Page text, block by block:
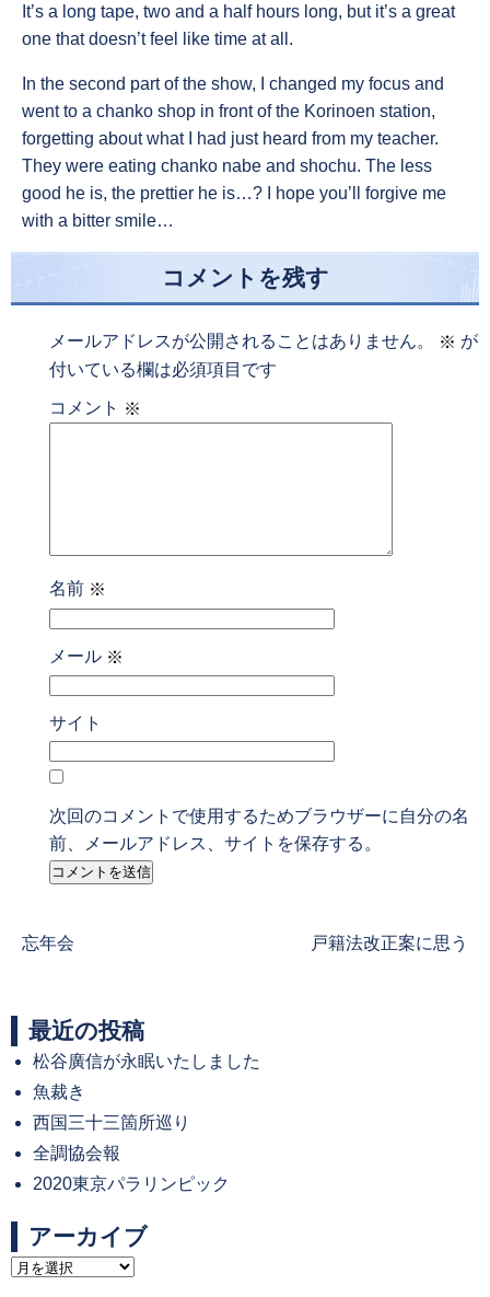
It’s a long tape, two and a half hours long, but it’s a great
one that doesn’t feel like time at all.
In the second part of the show, I changed my focus and
went to a chanko shop in front of the Korinoen station,
forgetting about what I had just heard from my teacher.
They were eating chanko nabe and shochu. The less
good he is, the prettier he is…? I hope you’ll forgive me
with a bitter smile…
コメントを残す
メールアドレスが公開されることはありません。 ※ が
付いている欄は必須項目です
コメント ※
名前 ※
メール ※
サイト
次回のコメントで使用するためブラウザーに自分の名
前、メールアドレス、サイトを保存する。
Previous
忘年会
Next
戸籍法改正案に思う
最近の投稿
松谷廣信が永眠いたしました
魚裁き
西国三十三箇所巡り
全調協会報
2020東京パラリンピック
アーカイブ
ア